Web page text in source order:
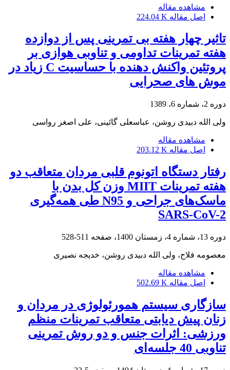
مشاهده مقاله
اصل مقاله 224.04 K
تاثیر چهار هفته بی تمرینی پس از دوازده
هفته تمرینات تداومی و تناوبی هوازی بر
پروتئین واکنش دهنده با حساسیت C زیاد در
موش های صحرایی
دوره 2، شماره 6، 1389
ولی الله دبیدی روشن، عباسعلی گائینی، علی اصغر رواسی
مشاهده مقاله
اصل مقاله 203.12 K
رفتار دستگاه اتونوم قلبی مردان متعاقب دو
هفته تمرینات MIIT وزن کل بدن با
ماسک‌های جراحی و N95 طی همه‌گیری
SARS-CoV-2
دوره 13، شماره 4، زمستان 1400، صفحه 511-528
معصومه فلاح، ولی الله دبیدی روشن، خدیجه نصیری
مشاهده مقاله
اصل مقاله 502.69 K
سازگاری سیستم همورئولوژی در مردان و
زنان پیش دیابتی متعاقب تمرینات منظم
ورزشی: اثرات جنس و دو روش تمرینی
تناوبی 40 جلسه‌ای